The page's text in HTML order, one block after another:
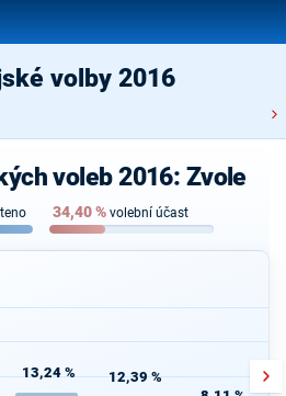
volby 2016
voleb 2016: Zvole
34,40% volební účast
13,24 % 12,39 %